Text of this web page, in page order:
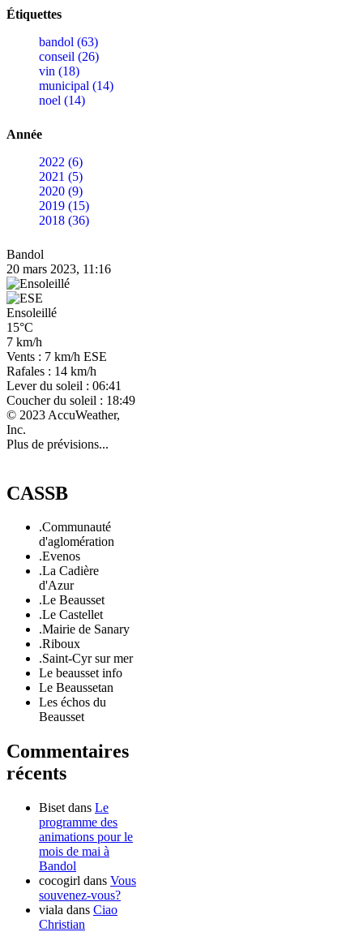
Étiquettes
bandol (63)
conseil (26)
vin (18)
municipal (14)
noel (14)
Année
2022 (6)
2021 (5)
2020 (9)
2019 (15)
2018 (36)
Bandol
20 mars 2023, 11:16
Ensoleillé
15°C
7 km/h
Vents : 7 km/h ESE
Rafales : 14 km/h
Lever du soleil : 06:41
Coucher du soleil : 18:49
© 2023 AccuWeather,
Inc.
Plus de prévisions...
CASSB
.Communauté
d'aglomération
.Evenos
.La Cadière
d'Azur
.Le Beausset
.Le Castellet
.Mairie de Sanary
.Riboux
.Saint-Cyr sur mer
Le beausset info
Le Beaussetan
Les échos du
Beausset
Commentaires
récents
Biset dans Le
programme des
animations pour le
mois de mai à
Bandol
cocogirl dans Vous
souvenez-vous?
viala dans Ciao
Christian